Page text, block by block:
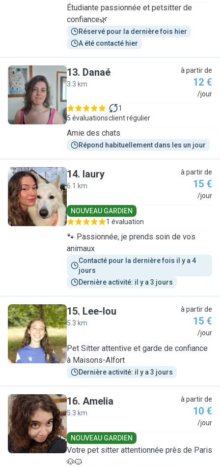
Étudiante passionnée et petsitter de
confiance🌿
Réservé pour la dernière fois hier
A été contacté hier
D
13. Danaé
3.3 km
à partir de
12 €
/jour
5 évaluations
1
client régulier
Amie des chats
Répond habituellement dans les un jour
L
14. laury
6.1 km
à partir de
15 €
/jour
NOUVEAU GARDIEN
1 évaluation
🐾 Passionnée, je prends soin de vos
animaux
Contacté pour la dernière fois il y a 4
jours
Dernière activité: il y a 3 jours
L
15. Lee-lou
5.3 km
à partir de
15 €
/jour
Pet Sitter attentive et garde de confiance
à Maisons-Alfort
Dernière activité: il y a 3 jours
A
16. Amelia
5.3 km
à partir de
10 €
/jour
NOUVEAU GARDIEN
Votre pet sitter attentionnée près de Paris
🐶🐱